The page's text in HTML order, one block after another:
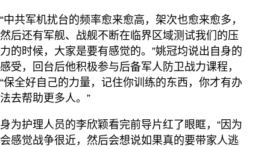
“中共军机扰台的频率愈来愈高，架次也愈来愈多，
然后还有军舰、战舰不断在临界区域测试我们的压
力的时候，大家是要有感觉的。”姚冠均说出自身的
感受，回台后他积极参与后备军人防卫战力课程，
“保全好自己的力量，记住你训练的东西，你才有办
法去帮助更多人。”
身为护理人员的李欣颖看完前导片红了眼眶，“因为
会感觉战争很近，然后会想说如果真的要带家人逃